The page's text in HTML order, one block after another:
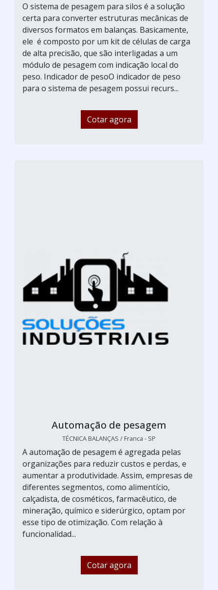
O sistema de pesagem para silos é a solução
certa para converter estruturas mecânicas de
diversos formatos em balanças. Basicamente,
ele é composto por um kit de células de carga
de alta precisão, que são interligadas a um
módulo de pesagem com indicação local do
peso. Indicador de pesoO indicador de peso
para o sistema de pesagem possui recurs...
Cotar agora
Automação de pesagem
TÉCNICA BALANÇAS / Franca - SP
A automação de pesagem é agregada pelas
organizações para reduzir custos e perdas, e
aumentar a produtividade. Assim, empresas de
diferentes segmentos, como alimentício,
calçadista, de cosméticos, farmacêutico, de
mineração, químico e siderúrgico, optam por
esse tipo de otimização. Com relação à
funcionalidad...
Cotar agora